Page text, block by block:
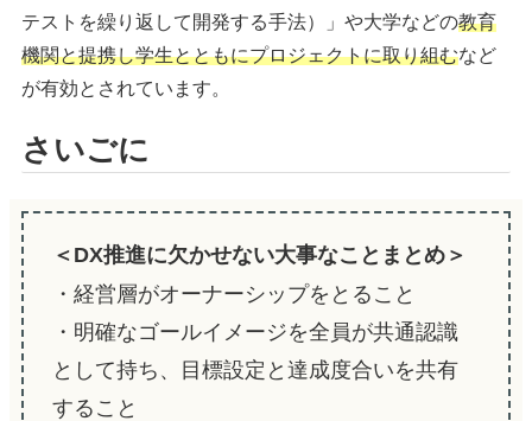
テストを繰り返して開発する手法）」や大学などの教育
機関と提携し学生とともにプロジェクトに取り組むなど
が有効とされています。
さいごに
＜DX推進に欠かせない大事なことまとめ＞
・経営層がオーナーシップをとること
・明確なゴールイメージを全員が共通認識
として持ち、目標設定と達成度合いを共有
すること